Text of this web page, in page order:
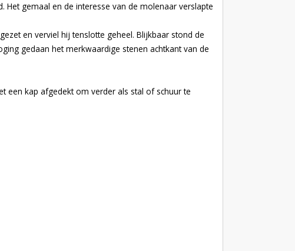
gemaal en de interesse van de molenaar verslapte
en verviel hij tenslotte geheel. Blijkbaar stond de
gedaan het merkwaardige stenen achtkant van de
een kap afgedekt om verder als stal of schuur te